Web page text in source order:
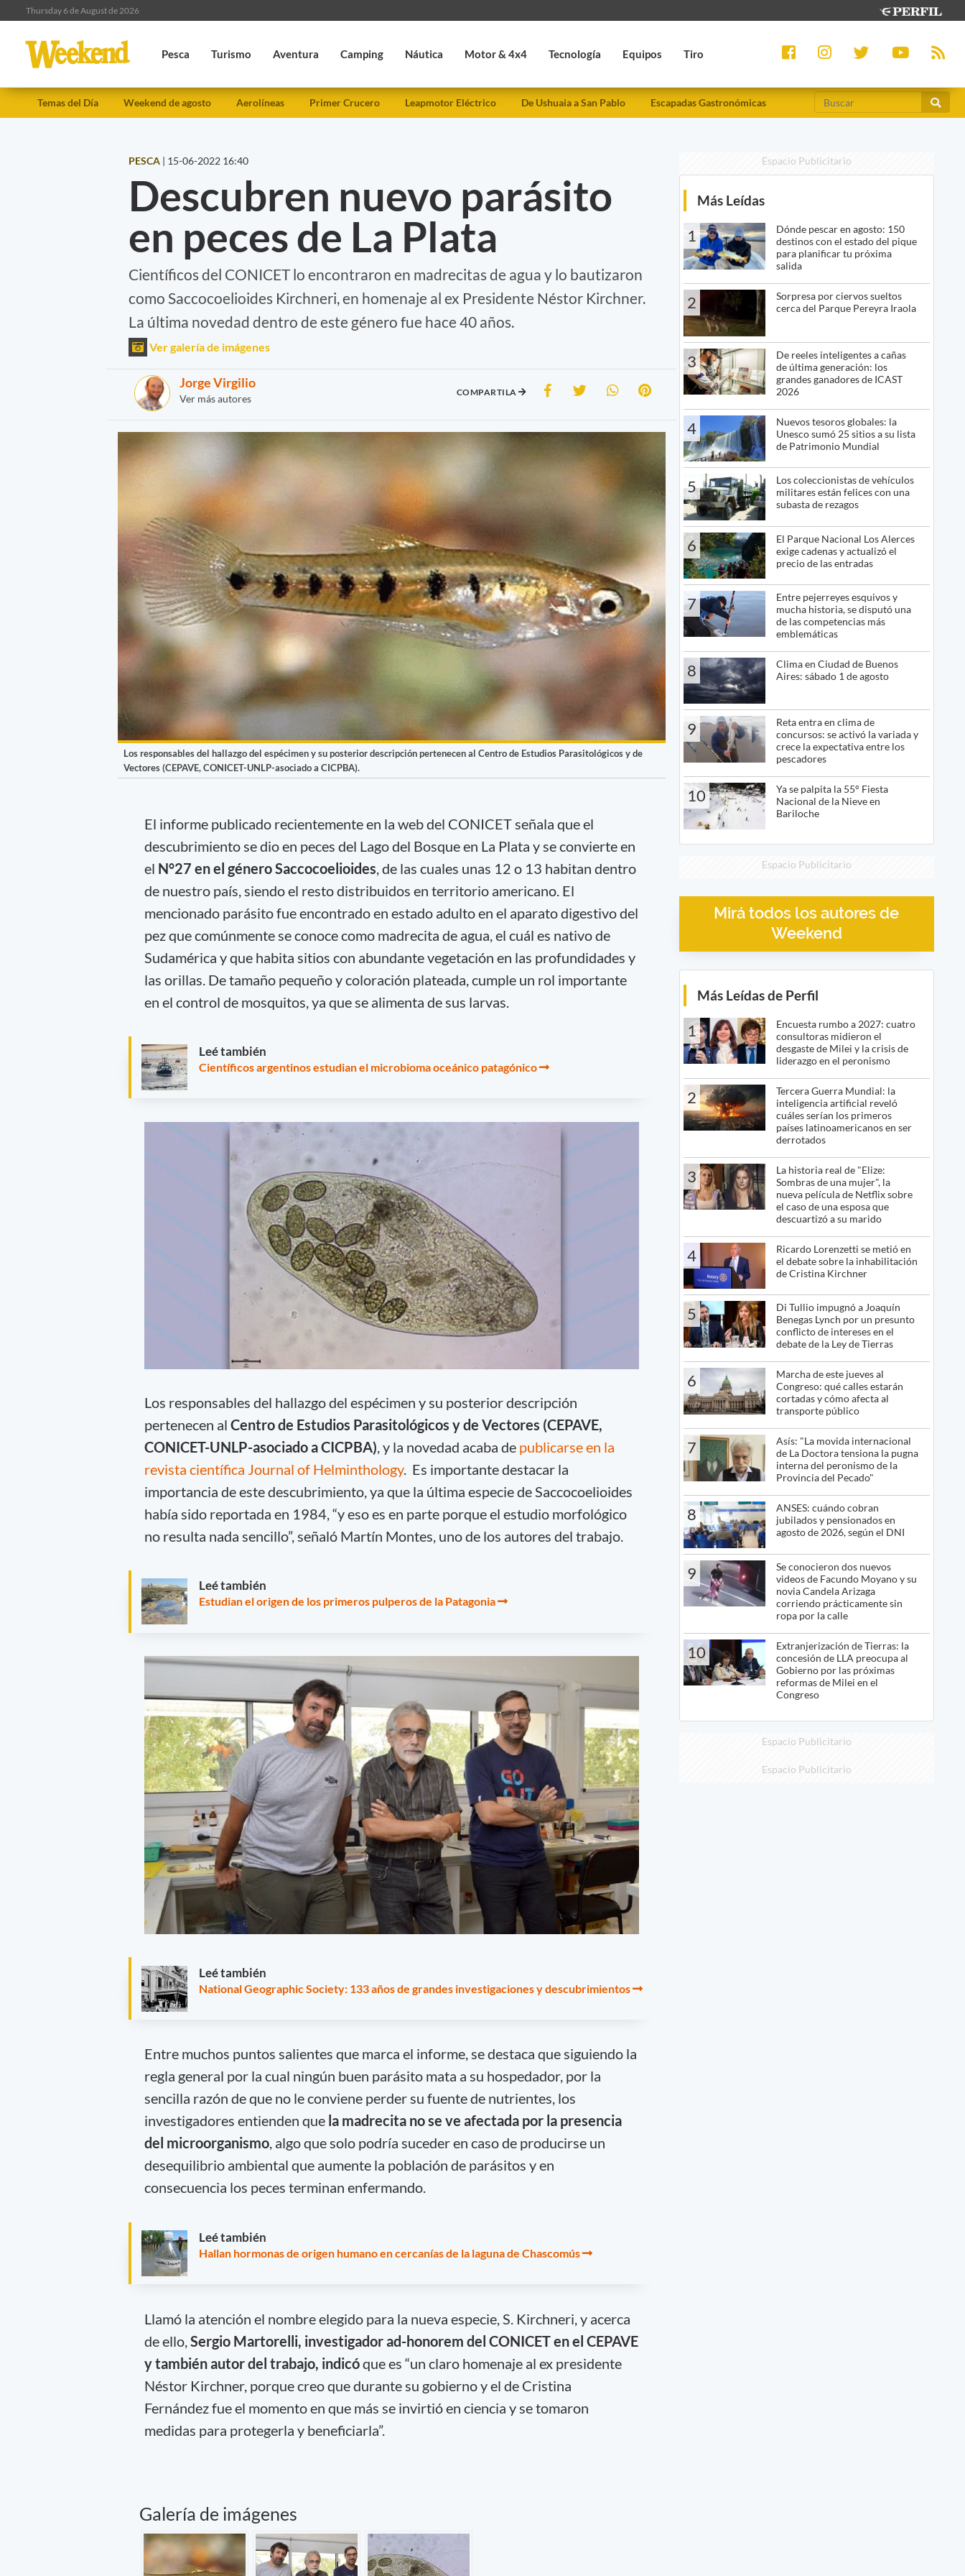
Thursday 6 de August de 2026
Pesca Turismo Aventura Camping Náutica Motor & 4x4 Tecnología Equipos Tiro
Temas del Día Weekend de agosto Aerolíneas Primer Crucero Leapmotor Eléctrico De Ushuaia a San Pablo Escapadas Gastronómicas
PESCA | 15-06-2022 16:40
Descubren nuevo parásito
en peces de La Plata
Científicos del CONICET lo encontraron en madrecitas de agua y lo bautizaron
como Saccocoelioides Kirchneri, en homenaje al ex Presidente Néstor Kirchner.
La última novedad dentro de este género fue hace 40 años.
Ver galería de imágenes
Jorge Virgilio
Ver más autores
COMPARTILA
Los responsables del hallazgo del espécimen y su posterior descripción pertenecen al Centro de Estudios Parasitológicos y de
Vectores (CEPAVE, CONICET-UNLP-asociado a CICPBA).
El informe publicado recientemente en la web del CONICET señala que el
descubrimiento se dio en peces del Lago del Bosque en La Plata y se convierte en
el N°27 en el género Saccocoelioides , de las cuales unas 12 o 13 habitan dentro
de nuestro país, siendo el resto distribuidos en territorio americano. El
mencionado parásito fue encontrado en estado adulto en el aparato digestivo del
pez que comúnmente se conoce como madrecita de agua, el cuál es nativo de
Sudamérica y que habita sitios con abundante vegetación en las profundidades y
las orillas. De tamaño pequeño y coloración plateada, cumple un rol importante
en el control de mosquitos, ya que se alimenta de sus larvas.
Leé también
Científicos argentinos estudian el microbioma oceánico patagónico
Los responsables del hallazgo del espécimen y su posterior descripción
pertenecen al Centro de Estudios Parasitológicos y de Vectores (CEPAVE,
CONICET-UNLP-asociado a CICPBA) , y la novedad acaba de publicarse en la
revista científica Journal of Helminthology. Es importante destacar la
importancia de este descubrimiento, ya que la última especie de Saccocoelioides
había sido reportada en 1984, “y eso es en parte porque el estudio morfológico
no resulta nada sencillo”, señaló Martín Montes, uno de los autores del trabajo.
Leé también
Estudian el origen de los primeros pulperos de la Patagonia
Leé también
National Geographic Society: 133 años de grandes investigaciones y descubrimientos
Entre muchos puntos salientes que marca el informe, se destaca que siguiendo la
regla general por la cual ningún buen parásito mata a su hospedador, por la
sencilla razón de que no le conviene perder su fuente de nutrientes, los
investigadores entienden que la madrecita no se ve afectada por la presencia
del microorganismo, algo que solo podría suceder en caso de producirse un
desequilibrio ambiental que aumente la población de parásitos y en
consecuencia los peces terminan enfermando.
Leé también
Hallan hormonas de origen humano en cercanías de la laguna de Chascomús
Llamó la atención el nombre elegido para la nueva especie, S. Kirchneri, y acerca
de ello, Sergio Martorelli, investigador ad-honorem del CONICET en el CEPAVE
y también autor del trabajo, indicóque es “un claro homenaje al ex presidente
Néstor Kirchner, porque creo que durante su gobierno y el de Cristina
Fernández fue el momento en que más se invirtió en ciencia y se tomaron
medidas para protegerla y beneficiarla”.
Galería de imágenes
Espacio Publicitario
Más Leídas
1
Dónde pescar en agosto: 150
destinos con el estado del pique
para planificar tu próxima
salida
2
Sorpresa por ciervos sueltos
cerca del Parque Pereyra Iraola
3
De reeles inteligentes a cañas
de última generación: los
grandes ganadores de ICAST
2026
4
Nuevos tesoros globales: la
Unesco sumó 25 sitios a su lista
de Patrimonio Mundial
5
Los coleccionistas de vehículos
militares están felices con una
subasta de rezagos
6
El Parque Nacional Los Alerces
exige cadenas y actualizó el
precio de las entradas
7
Entre pejerreyes esquivos y
mucha historia, se disputó una
de las competencias más
emblemáticas
8
Clima en Ciudad de Buenos
Aires: sábado 1 de agosto
9
Reta entra en clima de
concursos: se activó la variada y
crece la expectativa entre los
pescadores
10
Ya se palpita la 55° Fiesta
Nacional de la Nieve en
Bariloche
Espacio Publicitario
Mirá todos los autores de
Weekend
Más Leídas de Perfil
1
Encuesta rumbo a 2027: cuatro
consultoras midieron el
desgaste de Milei y la crisis de
liderazgo en el peronismo
2
Tercera Guerra Mundial: la
inteligencia artificial reveló
cuáles serían los primeros
países latinoamericanos en ser
derrotados
3
La historia real de "Elize:
Sombras de una mujer", la
nueva película de Netflix sobre
el caso de una esposa que
descuartizó a su marido
4
Ricardo Lorenzetti se metió en
el debate sobre la inhabilitación
de Cristina Kirchner
5
Di Tullio impugnó a Joaquín
Benegas Lynch por un presunto
conflicto de intereses en el
debate de la Ley de Tierras
6
Marcha de este jueves al
Congreso: qué calles estarán
cortadas y cómo afecta al
transporte público
7
Asís: "La movida internacional
de La Doctora tensiona la pugna
interna del peronismo de la
Provincia del Pecado"
8
ANSES: cuándo cobran
jubilados y pensionados en
agosto de 2026, según el DNI
9
Se conocieron dos nuevos
videos de Facundo Moyano y su
novia Candela Arizaga
corriendo prácticamente sin
ropa por la calle
10
Extranjerización de Tierras: la
concesión de LLA preocupa al
Gobierno por las próximas
reformas de Milei en el
Congreso
Espacio Publicitario
Espacio Publicitario